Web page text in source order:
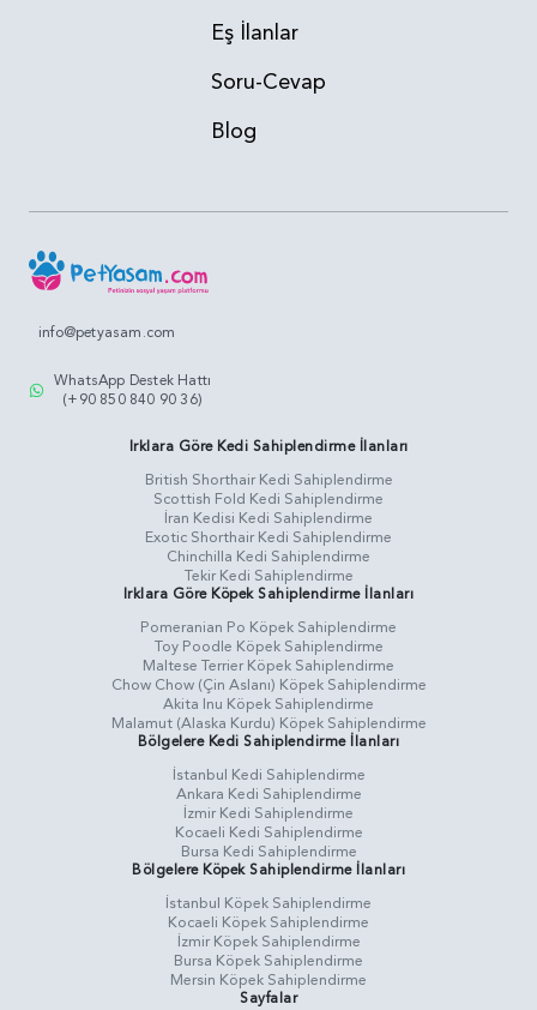
Eş İlanlar
Soru-Cevap
Blog
info@petyasam.com
WhatsApp Destek Hattı
(+90 850 840 90 36)
Irklara Göre Kedi Sahiplendirme İlanları
British Shorthair Kedi Sahiplendirme
Scottish Fold Kedi Sahiplendirme
İran Kedisi Kedi Sahiplendirme
Exotic Shorthair Kedi Sahiplendirme
Chinchilla Kedi Sahiplendirme
Tekir Kedi Sahiplendirme
Irklara Göre Köpek Sahiplendirme İlanları
Pomeranian Po Köpek Sahiplendirme
Toy Poodle Köpek Sahiplendirme
Maltese Terrier Köpek Sahiplendirme
Chow Chow (Çin Aslanı) Köpek Sahiplendirme
Akita Inu Köpek Sahiplendirme
Malamut (Alaska Kurdu) Köpek Sahiplendirme
Bölgelere Kedi Sahiplendirme İlanları
İstanbul Kedi Sahiplendirme
Ankara Kedi Sahiplendirme
İzmir Kedi Sahiplendirme
Kocaeli Kedi Sahiplendirme
Bursa Kedi Sahiplendirme
Bölgelere Köpek Sahiplendirme İlanları
İstanbul Köpek Sahiplendirme
Kocaeli Köpek Sahiplendirme
İzmir Köpek Sahiplendirme
Bursa Köpek Sahiplendirme
Mersin Köpek Sahiplendirme
Sayfalar